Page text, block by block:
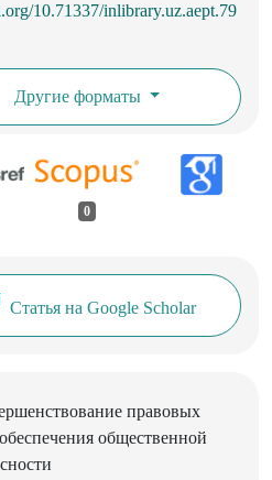
10.71337/inlibrary.uz.aept.79
Другие форматы
0
Статья на Google Scholar